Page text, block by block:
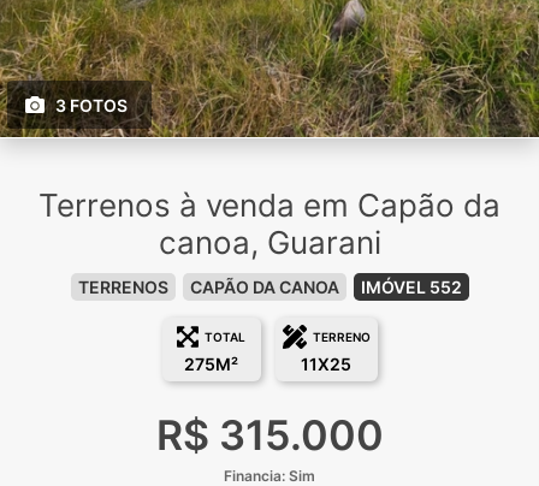
3 FOTOS
Terrenos à venda em Capão da
canoa, Guarani
TERRENOS CAPÃO DA CANOA IMÓVEL 552
TOTAL
275M²
TERRENO
11X25
R$ 315.000
Financia: Sim